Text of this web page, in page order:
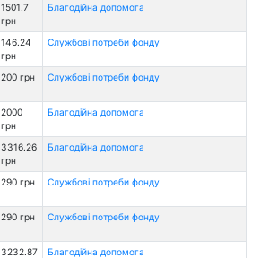
1501.7
грн
Благодійна допомога
146.24
грн
Службові потреби фонду
200 грн Службові потреби фонду
2000
грн
Благодійна допомога
3316.26
грн
Благодійна допомога
290 грн Службові потреби фонду
290 грн Службові потреби фонду
3232.87
Благодійна допомога